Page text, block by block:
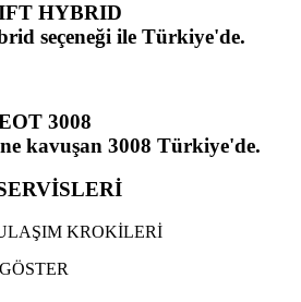
HYBRID
seçeneği ile Türkiye'de.
3008
kavuşan 3008 Türkiye'de.
KROKİLERİ